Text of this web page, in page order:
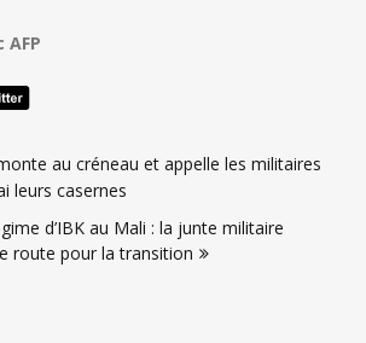
au créneau et appelle les militaires
leurs casernes
d’IBK au Mali : la junte militaire
route pour la transition